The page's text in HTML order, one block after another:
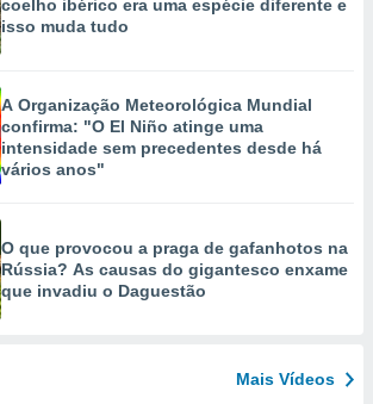
coelho ibérico era uma espécie diferente e
isso muda tudo
A Organização Meteorológica Mundial
confirma: "O El Niño atinge uma
intensidade sem precedentes desde há
vários anos"
O que provocou a praga de gafanhotos na
Rússia? As causas do gigantesco enxame
que invadiu o Daguestão
Mais Vídeos